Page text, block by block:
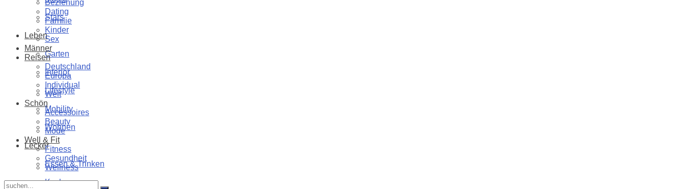
Stars
Leben
Garten
Interior
Lifestyle
Mobility
Wohnen
Lecker
Essen & Trinken
Kochen
Beziehung
Dating
Familie
Kinder
Sex
Männer
Reisen
Deutschland
Europa
Individual
Welt
Schön
Accessoires
Beauty
Mode
Well & Fit
Fitness
Gesundheit
Wellness